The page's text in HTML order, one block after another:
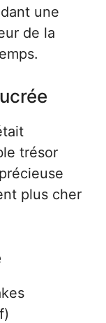
une
de la
trésor
plus cher